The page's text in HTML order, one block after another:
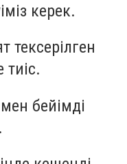
керек.
тиіс.
бейімді